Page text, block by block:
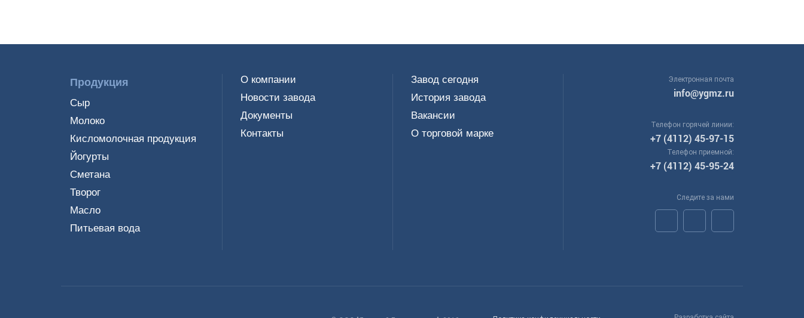
Продукция
Сыр
Молоко
Кисломолочная продукция
Йогурты
Сметана
Творог
Масло
Питьевая вода
О компании
Новости завода
Документы
Контакты
Завод сегодня
История завода
Вакансии
О торговой марке
Электронная почта
info@ygmz.ru
Телефон горячей линии:
+7 (4112) 45-97-15
Телефон приемной:
+7 (4112) 45-95-24
Следите за нами